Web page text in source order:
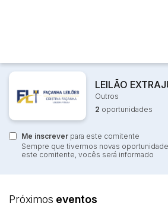
Site
Quem Somos
Busca por categoria
Imóveis
Busca por palavra-chave
Estados Cidade
LEILÃO
Outros
2 oportunidades
Me inscrever para este comitente
Sempre que tivermos novas
este comitente, vocês será informado
Próximos eventos